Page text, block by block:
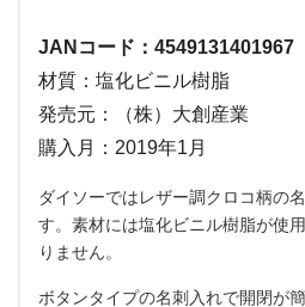
JANコード：4549131401967
材質：塩化ビニル樹脂
発売元：（株）大創産業
購入月：2019年1月
ダイソーではレザー調クロコ柄の
す。素材には塩化ビニル樹脂が使
りません。
ボタンタイプの名刺入れで開閉が